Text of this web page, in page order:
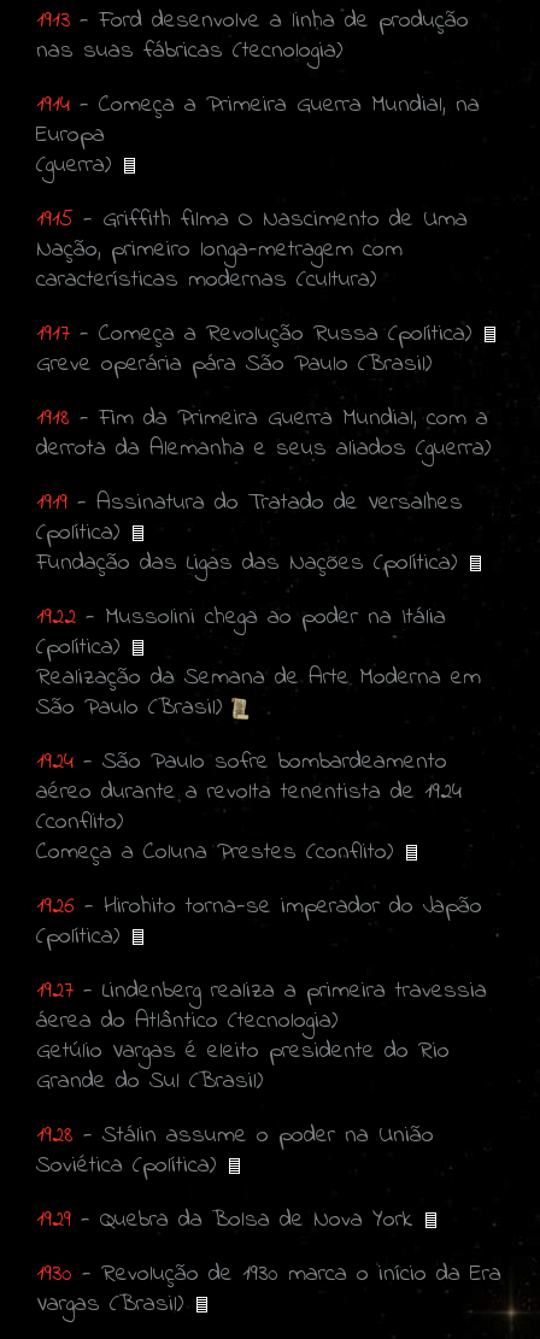
1913 - Ford desenvolve a linha de produção
nas suas fábricas (tecnologia)
1914 - Começa a Primeira Guerra Mundial, na
Europa
(guerra)
1915 - Griffith filma O Nascimento de Uma
Nação, primeiro longa-metragem com
características modernas (cultura)
1917 - Começa a Revolução Russa (política)
Greve operária pára São Paulo (Brasil)
1918 - Fim da Primeira Guerra Mundial, com a
derrota da Alemanha e seus aliados (guerra)
1919 - Assinatura do Tratado de Versalhes
(política)
Fundação das Ligas das Nações (política)
1922 - Mussolini chega ao poder na Itália
(política)
Realização da Semana de Arte Moderna em
São Paulo (Brasil)
1924 - São Paulo sofre bombardeamento
aéreo durante a revolta tenentista de 1924
(conflito)
Começa a Coluna Prestes (conflito)
1926 - Hirohito torna-se imperador do Japão
(política)
1927 - Lindenberg realiza a primeira travessia
áerea do Atlântico (tecnologia)
Getúlio Vargas é eleito presidente do Rio
Grande do Sul (Brasil)
1928 - Stálin assume o poder na União
Soviética (política)
1929 - Quebra da Bolsa de Nova York
1930 - Revolução de 1930 marca o início da Era
Vargas (Brasil)